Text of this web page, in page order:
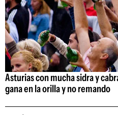
Asturias con mucha sidra y
gana en la orilla y no remando